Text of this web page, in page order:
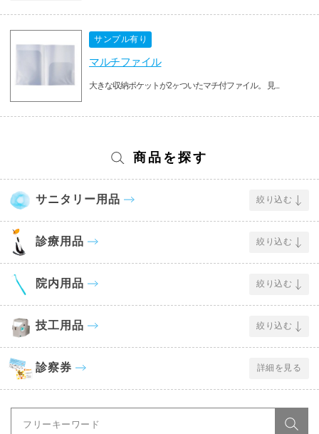
サンプル有り
マルチファイル
大きな収納ポケットが2ヶついたマチ付ファイル。 見...
商品を探す
サニタリー用品 絞り込む
診療用品 絞り込む
院内用品 絞り込む
技工用品 絞り込む
診察券 詳細を見る